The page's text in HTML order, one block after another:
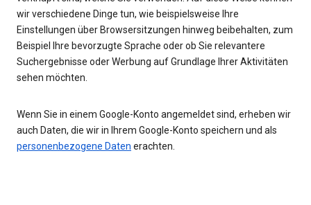
wir verschiedene Dinge tun, wie beispielsweise Ihre
Einstellungen über Browsersitzungen hinweg beibehalten, zum
Beispiel Ihre bevorzugte Sprache oder ob Sie relevantere
Suchergebnisse oder Werbung auf Grundlage Ihrer Aktivitäten
sehen möchten.
Wenn Sie in einem Google-Konto angemeldet sind, erheben wir
auch Daten, die wir in Ihrem Google-Konto speichern und als
personenbezogene Daten erachten.